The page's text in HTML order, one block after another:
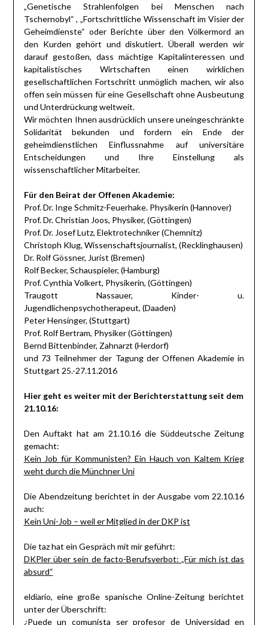
„Genetische Strahlenfolgen bei Menschen nach
Tschernobyl“ , „Fortschrittliche Wissenschaft im Visier der
Geheimdienste“ oder Berichte über den Völkermord an
den Kurden gehört und diskutiert. Überall werden wir
darauf gestoßen, dass mächtige Kapitalinteressen und
kapitalistisches Wirtschaften einen wirklichen
gesellschaftlichen Fortschritt unmöglich machen, wir also
offen sein müssen für eine Gesellschaft ohne Ausbeutung
und Unterdrückung weltweit.
Wir möchten Ihnen ausdrücklich unsere uneingeschränkte
Solidarität bekunden und fordern ein Ende der
geheimdienstlichen Einflussnahme auf universitäre
Entscheidungen und Ihre Einstellung als
wissenschaftlicher Mitarbeiter.
Für den Beirat der Offenen Akademie:
Prof. Dr. Inge Schmitz-Feuerhake. Physikerin (Hannover)
Prof. Dr. Christian Joos, Physiker, (Göttingen)
Prof. Dr. Josef Lutz, Elektrotechniker (Chemnitz)
Christoph Klug, Wissenschaftsjournalist, (Recklinghausen)
Dr. Rolf Gössner, Jurist (Bremen)
Rolf Becker, Schauspieler, (Hamburg)
Prof. Cynthia Volkert, Physikerin, (Göttingen)
Traugott Nassauer, Kinder- u.
Jugendlichenpsychotherapeut, (Daaden)
Peter Hensinger, (Stuttgart)
Prof. Rolf Bertram, Physiker (Göttingen)
Bernd Bittenbinder, Zahnarzt (Herdorf)
und 73 Teilnehmer der Tagung der Offenen Akademie in
Stuttgart 25.-27.11.2016
Hier geht es weiter mit der Berichterstattung seit dem
21.10.16:
Den Auftakt hat am 21.10.16 die Süddeutsche Zeitung
gemacht:
Kein Job für Kommunisten? Ein Hauch von Kaltem Krieg
weht durch die Münchner Uni
Die Abendzeitung berichtet in der Ausgabe vom 22.10.16
auch:
Kein Uni-Job – weil er Mitglied in der DKP ist
Die taz hat ein Gespräch mit mir geführt:
DKPler über sein de facto-Berufsverbot: „Für mich ist das
absurd“
eldiario, eine große spanische Online-Zeitung berichtet
unter der Überschrift:
¿Puede un comunista ser profesor de Universidad en